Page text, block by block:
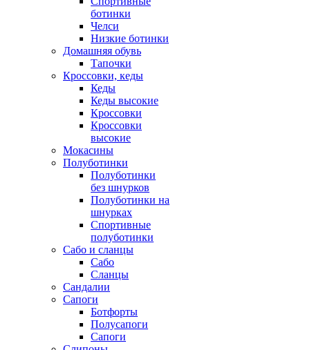
ботинки
Челси
Низкие ботинки
Домашняя обувь
Тапочки
Кроссовки, кеды
Кеды
Кеды высокие
Кроссовки
Кроссовки
высокие
Мокасины
Полуботинки
Полуботинки
без шнурков
Полуботинки на
шнурках
Спортивные
полуботинки
Сабо и сланцы
Сабо
Сланцы
Сандалии
Сапоги
Ботфорты
Полусапоги
Сапоги